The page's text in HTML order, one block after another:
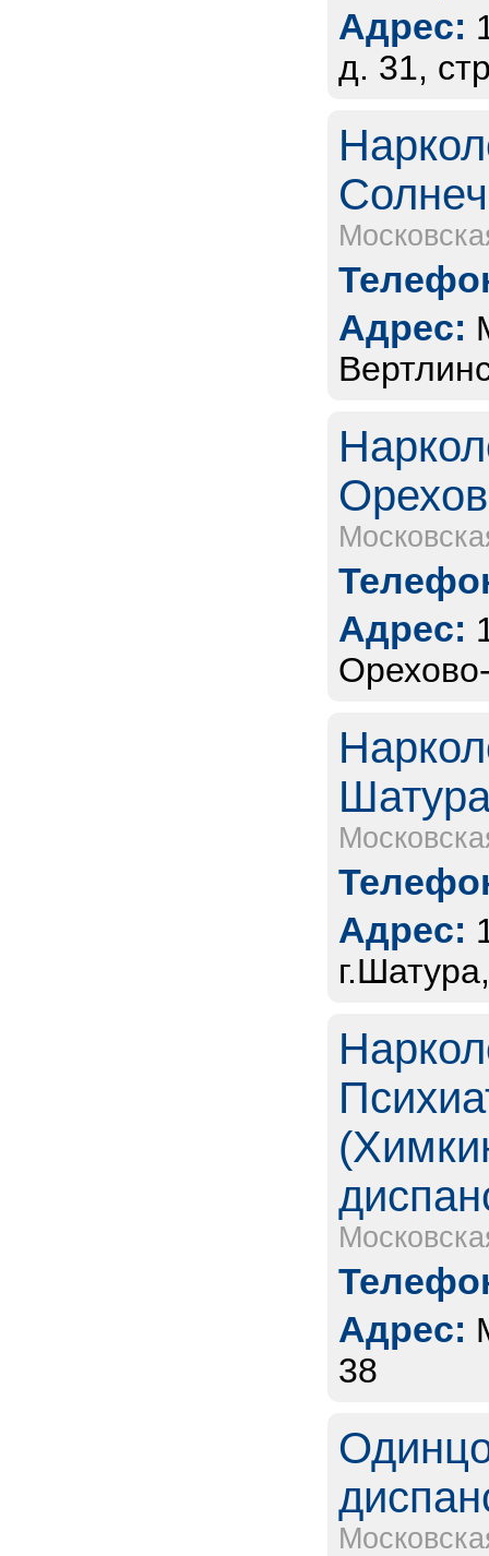
Адрес:
д. 31,
Адрес:
Адрес:
Адрес:
Адрес:
38